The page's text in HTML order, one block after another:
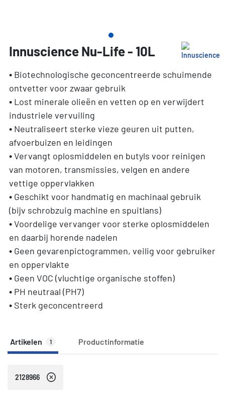
Innuscience Nu-Life - 10L
• Biotechnologische geconcentreerde schuimende
ontvetter voor zwaar gebruik
• Lost minerale olieën en vetten op en verwijdert
industriele vervuiling
• Neutraliseert sterke vieze geuren uit putten,
afvoerbuizen en leidingen
• Vervangt oplosmiddelen en butyls voor reinigen
van motoren, transmissies, velgen en andere
vettige oppervlakken
• Geschikt voor handmatig en machinaal gebruik
(bijv schrobzuig machine en spuitlans)
• Voordelige vervanger voor sterke oplosmiddelen
en daarbij horende nadelen
• Geen gevarenpictogrammen, veilig voor gebruiker
en oppervlakte
• Geen VOC (vluchtige organische stoffen)
• PH neutraal (PH7)
• Sterk geconcentreerd
Artikelen 1 Productinformatie
2128966